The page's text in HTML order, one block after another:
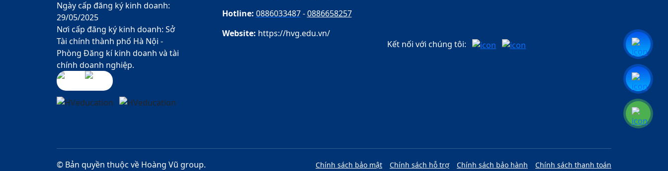
Ngày cấp đăng ký kinh doanh:
29/05/2025
Nơi cấp đăng ký kinh doanh: Sở
Tài chính thành phố Hà Nội -
Phòng Đăng kí kinh doanh và tài
chính doanh nghiệp.
Hotline: 0886033487-0886658257
Website: https://hvg.edu.vn/
Kết nối với chúng tôi:
© Bản quyền thuộc về Hoàng Vũ group. Chính sách bảo mật Chính sách hỗ trợ Chính sách bảo hành Chính sách thanh toán